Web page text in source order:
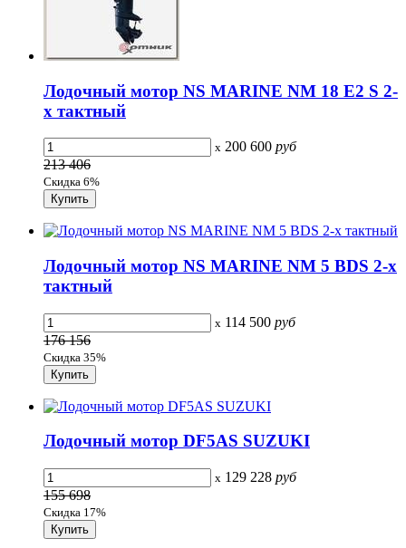
Лодочный мотор NS MARINE NM 18 E2 S 2-
х тактный
x 200 600 руб
213 406
Скидка 6%
Лодочный мотор NS MARINE NM 5 BDS 2-х
тактный
x 114 500 руб
176 156
Скидка 35%
Лодочный мотор DF5AS SUZUKI
x 129 228 руб
155 698
Скидка 17%